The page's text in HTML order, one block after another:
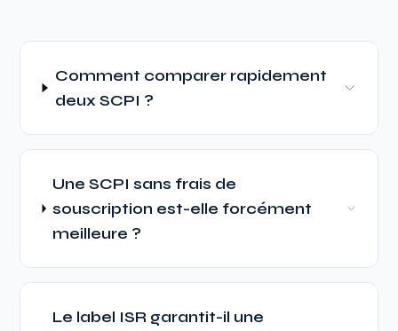
Comment comparer rapidement
deux SCPI ?
Une SCPI sans frais de
souscription est-elle forcément
meilleure ?
Le label ISR garantit-il une